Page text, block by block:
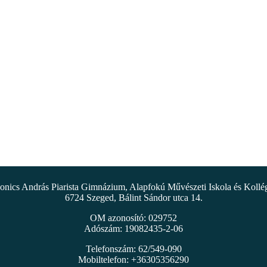
András Piarista Gimnázium, Alapfokú Művészeti Iskola és
6724 Szeged, Bálint Sándor utca 14.
OM azonosító: 029752
Adószám: 19082435-2-06
Telefonszám: 62/549-090
Mobiltelefon: +36305356290